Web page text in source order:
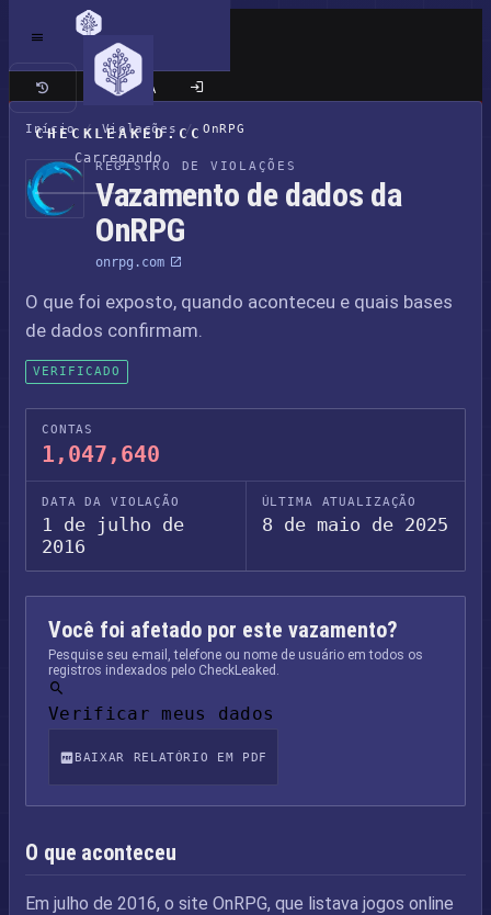
CHECKLEAKED.CC
Carregando
Site clássico
Início / Violações / OnRPG
REGISTRO DE VIOLAÇÕES
Vazamento de dados da
OnRPG
onrpg.com
O que foi exposto, quando aconteceu e quais bases
de dados confirmam.
VERIFICADO
CONTAS
1,047,640
DATA DA VIOLAÇÃO
1 de julho de
2016
ÚLTIMA ATUALIZAÇÃO
8 de maio de 2025
Você foi afetado por este vazamento?
Pesquise seu e-mail, telefone ou nome de usuário em todos os
registros indexados pelo CheckLeaked.
Verificar meus dados
BAIXAR RELATÓRIO EM PDF
O que aconteceu
Em julho de 2016, o site OnRPG, que listava jogos online